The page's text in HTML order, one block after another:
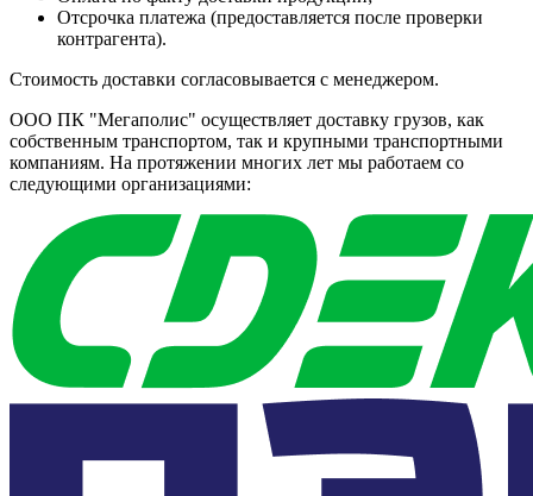
Отсрочка платежа (предоставляется после проверки
контрагента).
Стоимость доставки согласовывается с менеджером.
ООО ПК "Мегаполис" осуществляет доставку грузов, как
собственным транспортом, так и крупными транспортными
компаниям. На протяжении многих лет мы работаем со
следующими организациями: